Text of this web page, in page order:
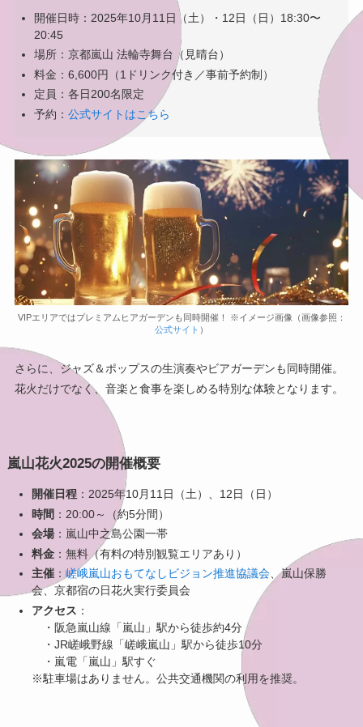
開催日時：2025年10月11日（土）・12日（日）18:30〜
20:45
場所：京都嵐山 法輪寺舞台（見晴台）
料金：6,600円（1ドリンク付き／事前予約制）
定員：各日200名限定
予約：公式サイトはこちら
VIPエリアではプレミアムヒアガーデンも同時開催！ ※イメージ画像（画像参照：
公式サイト ）
さらに、ジャズ＆ポップスの生演奏やビアガーデンも同時開催。
花火だけでなく、音楽と食事を楽しめる特別な体験となります。
嵐山花火2025の開催概要
開催日程：2025年10月11日（土）、12日（日）
時間 ：20:00～（約5分間）
会場：嵐山中之島公園一帯
料金：無料（有料の特別観覧エリアあり）
主催： 嵯峨嵐山おもてなしビジョン推進協議会、嵐山保勝
会、京都宿の日花火実行委員会
アクセス ：
・阪急嵐山線「嵐山」駅から徒歩約4分
・JR嵯峨野線「嵯峨嵐山」駅から徒歩10分
・嵐電「嵐山」駅すぐ
※駐車場はありません。公共交通機関の利用を推奨。